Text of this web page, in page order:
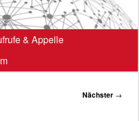
& Appelle
Nächster →